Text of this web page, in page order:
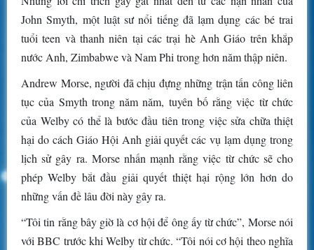
John Smyth, một luật sư nổi tiếng đã lạm dụng các bé trai
tuổi teen và thanh niên tại các trại hè Anh Giáo trên khắp
nước Anh, Zimbabwe và Nam Phi trong hơn năm thập niên.
Andrew Morse, người đã chịu đựng những trận tấn công liên
tục của Smyth trong năm năm, tuyên bố rằng việc từ chức
của Welby có thể là bước đầu tiên trong việc sửa chữa thiệt
hại do cách Giáo Hội Anh giải quyết các vụ lạm dụng trong
lịch sử gây ra. Morse nhấn mạnh rằng việc từ chức sẽ cho
phép Welby bắt đầu giải quyết thiệt hại rộng lớn hơn do
những vấn đề lâu đời này gây ra.
“Tôi tin rằng bây giờ là cơ hội để ông ấy từ chức”, Morse nói
với BBC trước khi Welby từ chức. “Tôi nói cơ hội theo nghĩa